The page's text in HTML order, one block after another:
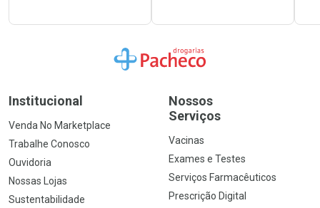
Ir para a Home
Institucional
Venda No Marketplace
Trabalhe Conosco
Ouvidoria
Nossas Lojas
Sustentabilidade
Nossos
Serviços
Vacinas
Exames e Testes
Serviços Farmacêuticos
Prescrição Digital